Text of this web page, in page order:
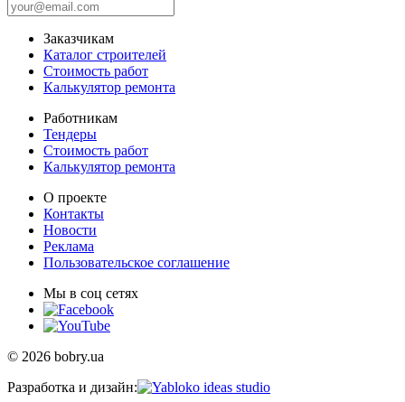
Заказчикам
Каталог строителей
Стоимость работ
Калькулятор ремонта
Работникам
Тендеры
Стоимость работ
Калькулятор ремонта
О проекте
Контакты
Новости
Реклама
Пользовательское соглашение
Мы в соц сетях
© 2026 bobry.ua
Разработка и дизайн: